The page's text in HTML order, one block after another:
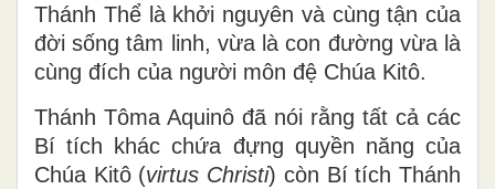
Thánh Thể là khởi nguyên và cùng tận của
đời sống tâm linh, vừa là con đường vừa là
cùng đích của người môn đệ Chúa Kitô.
Thánh Tôma Aquinô đã nói rằng tất cả các
Bí tích khác chứa đựng quyền năng của
Chúa Kitô (virtus Christi) còn Bí tích Thánh